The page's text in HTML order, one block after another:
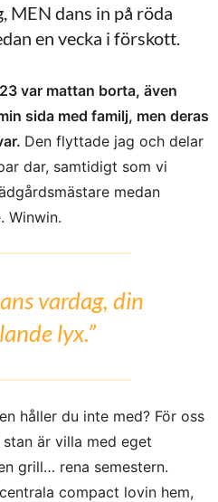
MEN dans in på röda
en vecka i förskott.
var mattan borta, även
sida med familj, men deras
Den flyttade jag och delar
dar, samtidigt som vi
medan
Winwin.
vardag, din
lyx.”
håller du inte med? För oss
är villa med eget
grill… rena semestern.
compact lovin hem,